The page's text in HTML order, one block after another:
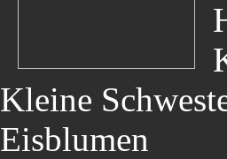
Kleine
Eisblumen